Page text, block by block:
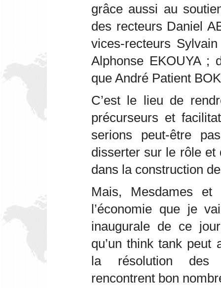
grâce aussi au
des recteurs Daniel
vices-recteurs
Alphonse EKOUYA ;
que André Patient
C’est le lieu de
précurseurs et
serions peut-être
disserter sur le rôle et
dans la construction
Mais, Mesdames et
l’économie que je
inaugurale de ce
qu’un think tank peut
la résolution des
rencontrent bon